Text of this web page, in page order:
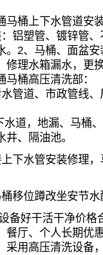
马桶上下水管道安
铝塑管、镀锌管
。2、马桶、面盆
修理水箱漏水，更
桶高压清洗部：
管道、市政管线
水道，地漏、马桶
、隔油池。
下水管安装修理
移位蹲改坐安节
备好干活干净价格
餐厅、个人长期优
采用高压清洗设备